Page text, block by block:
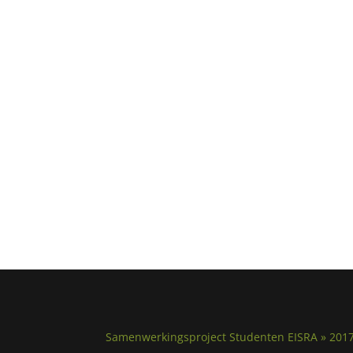
Samenwerkingsproject Studenten EISRA »